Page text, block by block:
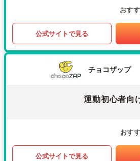
おす
公式サイトで見る
チョコザップ
運動初心者向
おす
公式サイトで見る